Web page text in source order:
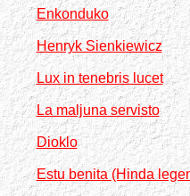
Enkonduko
Henryk Sienkiewicz
Lux in tenebris lucet
La maljuna servisto
Dioklo
Estu benita (Hinda